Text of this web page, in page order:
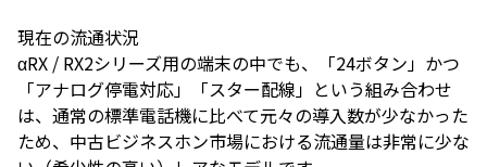
現在の流通状況
αRX / RX2シリーズ用の端末の中でも、「24ボタン」かつ
「アナログ停電対応」「スター配線」という組み合わせ
は、通常の標準電話機に比べて元々の導入数が少なかった
ため、中古ビジネスホン市場における流通量は非常に少な